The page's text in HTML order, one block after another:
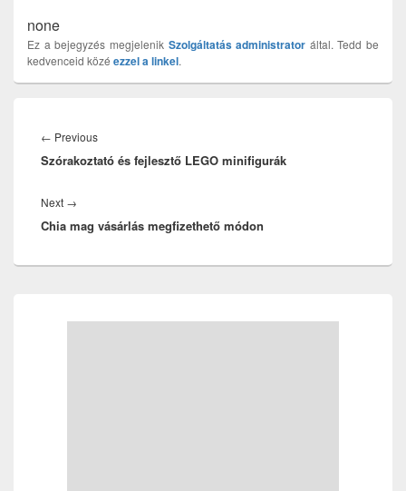
none
Ez a bejegyzés megjelenik Szolgáltatás administrator által. Tedd be
kedvenceid közé ezzel a linkel.
navigáció
← PreviousPrevious
post:
Szórakoztató és fejlesztő LEGO minifigurák
Next →
post:
Chia mag vásárlás megfizethető módon